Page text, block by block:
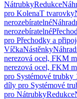
NátrubkyRedukce
pro KolenaT tvarovky
nerozebíratelné
nerozebíratelné
pro Přechodky a
VíčkaNástěnky
nerezová ocel, FKM
nerezová ocel, FKM
pro Systémové trubky
díly pro Systémové
pro NátrubkyRedukce